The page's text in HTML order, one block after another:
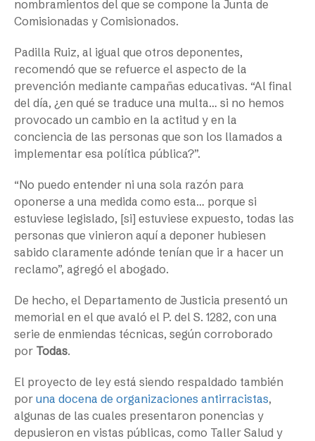
nombramientos del que se compone la Junta de
Comisionadas y Comisionados.
Padilla Ruiz, al igual que otros deponentes,
recomendó que se refuerce el aspecto de la
prevención mediante campañas educativas. “Al final
del día, ¿en qué se traduce una multa… si no hemos
provocado un cambio en la actitud y en la
conciencia de las personas que son los llamados a
implementar esa política pública?”.
“No puedo entender ni una sola razón para
oponerse a una medida como esta… porque si
estuviese legislado, [si] estuviese expuesto, todas las
personas que vinieron aquí a deponer hubiesen
sabido claramente adónde tenían que ir a hacer un
reclamo”, agregó el abogado.
De hecho, el Departamento de Justicia presentó un
memorial en el que avaló el P. del S. 1282, con una
serie de enmiendas técnicas, según corroborado
por Todas.
El proyecto de ley está siendo respaldado también
por una docena de organizaciones antirracistas,
algunas de las cuales presentaron ponencias y
depusieron en vistas públicas, como Taller Salud y